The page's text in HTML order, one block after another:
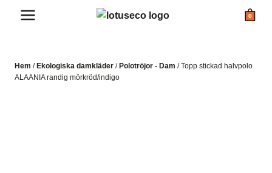
0
Hem / Ekologiska damkläder / Polotröjor - Dam /Topp stickad halvpolo
ALAANIA randig mörkröd/indigo